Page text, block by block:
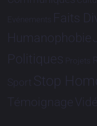
Evénements Faits
Humanophobie
Politiques Projets
Sport Stop
Témoignage